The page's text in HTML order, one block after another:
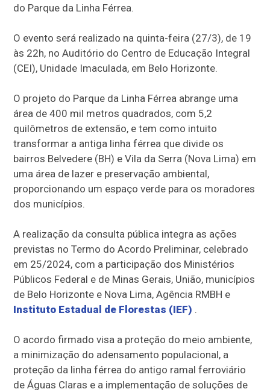
do Parque da Linha Férrea.
O evento será realizado na quinta-feira (27/3), de 19
às 22h, no Auditório do Centro de Educação Integral
(CEI), Unidade Imaculada, em Belo Horizonte.
O projeto do Parque da Linha Férrea abrange uma
área de 400 mil metros quadrados, com 5,2
quilômetros de extensão, e tem como intuito
transformar a antiga linha férrea que divide os
bairros Belvedere (BH) e Vila da Serra (Nova Lima) em
uma área de lazer e preservação ambiental,
proporcionando um espaço verde para os moradores
dos municípios.
A realização da consulta pública integra as ações
previstas no Termo do Acordo Preliminar, celebrado
em 25/2024, com a participação dos Ministérios
Públicos Federal e de Minas Gerais, União, municípios
de Belo Horizonte e Nova Lima, Agência RMBH e
Instituto Estadual de Florestas (IEF) .
O acordo firmado visa a proteção do meio ambiente,
a minimização do adensamento populacional, a
proteção da linha férrea do antigo ramal ferroviário
de Águas Claras e a implementação de soluções de